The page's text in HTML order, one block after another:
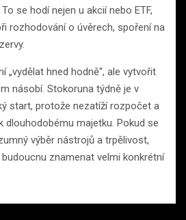
se hodí nejen u akcií nebo ETF,
rozhodování o úvěrech, spoření na
„vydělat hned hodně“, ale vytvořit
násobí. Stokoruna týdně je v
start, protože nezatíží rozpočet a
dlouhodobému majetku. Pokud se
výběr nástrojů a trpělivost,
znamenat velmi konkrétní